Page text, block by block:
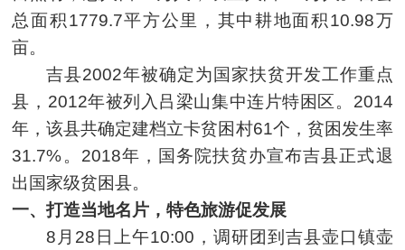
总面积1779.7平方公里，其中耕地面积10.98万
亩。
吉县2002年被确定为国家扶贫开发工作重点
县，2012年被列入吕梁山集中连片特困区。2014
年，该县共确定建档立卡贫困村61个，贫困发生率
31.7%。2018年，国务院扶贫办宣布吉县正式退
出国家级贫困县。
一、打造当地名片，特色旅游促发展
8月28日上午10:00，调研团到吉县壶口镇壶